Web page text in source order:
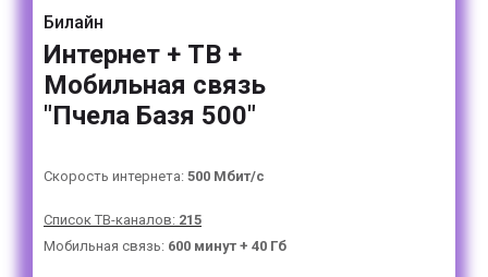
Билайн
Интернет + ТВ +
Мобильная связь
"Пчела Базя 500"
Скорость интернета: 500 Мбит/с
Список ТВ-каналов: 215
Мобильная связь: 600 минут + 40 Гб